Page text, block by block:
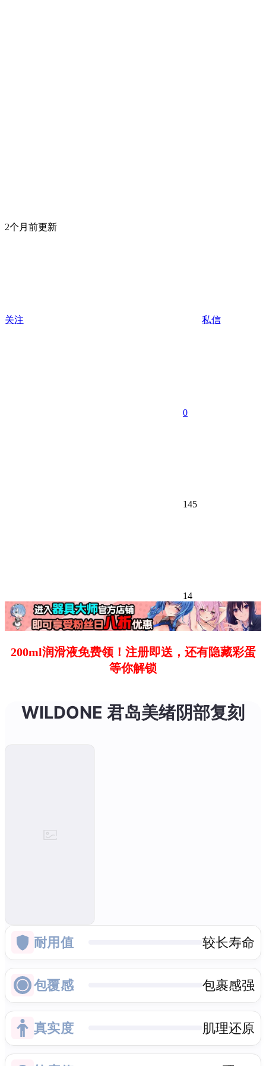
2个月前更新
关注 私信
0
145
14
200ml润滑液免费领！注册即送，还有隐藏彩蛋
等你解锁
WILDONE 君岛美绪阴部复刻
耐用值 较长寿命
包覆感 包裹感强
真实度 肌理还原